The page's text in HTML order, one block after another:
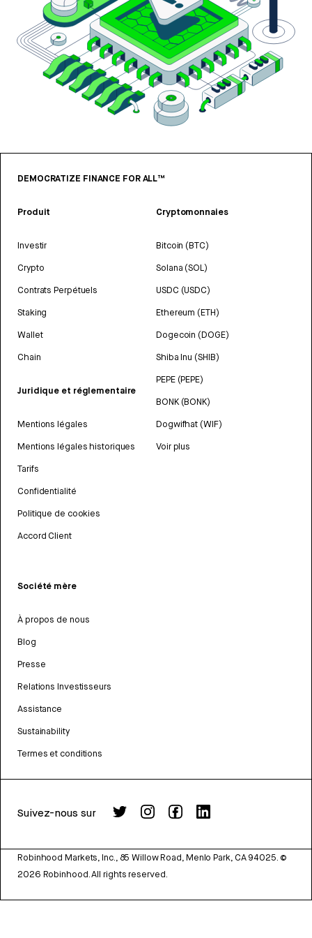
DEMOCRATIZE FINANCE FOR ALL™
Produit
Investir
Crypto
Contrats Perpétuels
Staking
Wallet
Chain
Juridique et réglementaire
Mentions légales
Mentions légales historiques
Tarifs
Confidentialité
Politique de cookies
Accord Client
Cryptomonnaies
Bitcoin (BTC)
Solana (SOL)
USDC (USDC)
Ethereum (ETH)
Dogecoin (DOGE)
Shiba Inu (SHIB)
PEPE (PEPE)
BONK (BONK)
Dogwifhat (WIF)
Voir plus
Société mère
À propos de nous
Blog
Presse
Relations Investisseurs
Assistance
Sustainability
Termes et conditions
Suivez-nous sur
Robinhood Markets, Inc., 85 Willow Road, Menlo Park, CA 94025. ©
2026 Robinhood. All rights reserved.